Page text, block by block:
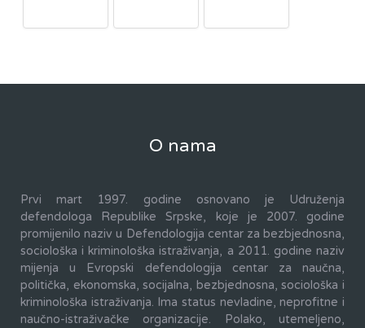
O nama
Prvi mart 1997. godine osnovano je Udruženja
defendologa Republike Srpske, koje je 2007. godine
promijenilo naziv u Defendologija centar za bezbjednosna,
sociološka i kriminološka istraživanja, a 2011. godine naziv
mijenja u Evropski defendologija centar za naučna,
politička, ekonomska, socijalna, bezbjednosna, sociološka i
kriminološka istraživanja. Ima status nevladine, neprofitne i
naučno-istraživačke organizacije. Polako, utemeljeno,